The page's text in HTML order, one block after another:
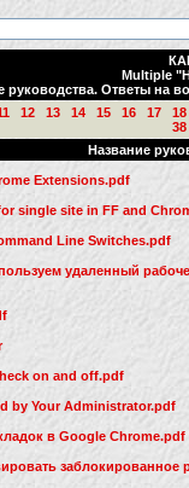
Multiple
руководства. Ответы на
12 13 14 15 16 17
18
38
Название
Extensions.pdf
single site in FF and
Line Switches.pdf
удаленный
on and off.pdf
by Your Administrator.pdf
в Google Chrome.pdf
заблокированное